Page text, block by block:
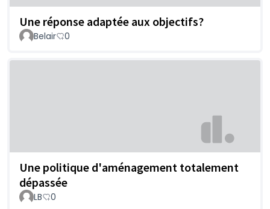
Une réponse adaptée aux objectifs?
Belair 0
Une politique d'aménagement totalement
dépassée
LB 0